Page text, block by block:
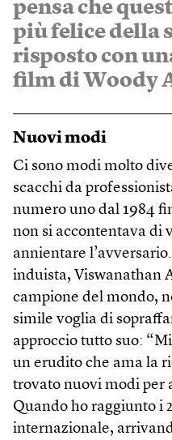
pensa che
più felice della
risposto con
film di Woody
Nuovi modi
Ci sono modi molto
scacchi da
numero uno dal 1984
non si accontentava di
annientare
induista, Viswanathan
campione del mondo,
simile voglia di
approccio tutto suo:
un erudito che ama la
trovato nuovi modi per
Quando ho raggiunto i
internazionale,